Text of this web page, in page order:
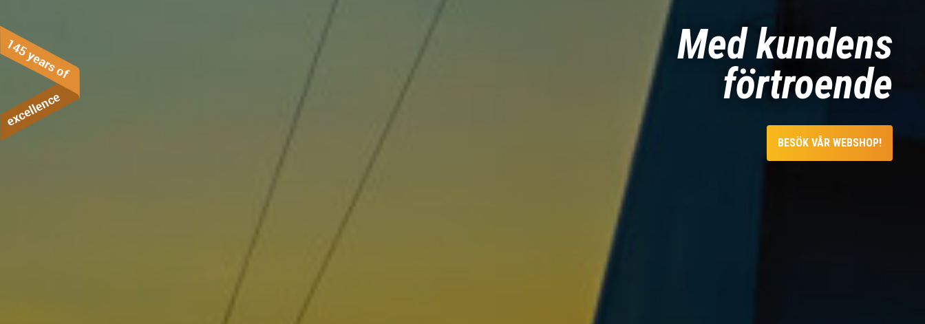
Med kundens
förtroende
BESÖK VÅR WEBSHOP!